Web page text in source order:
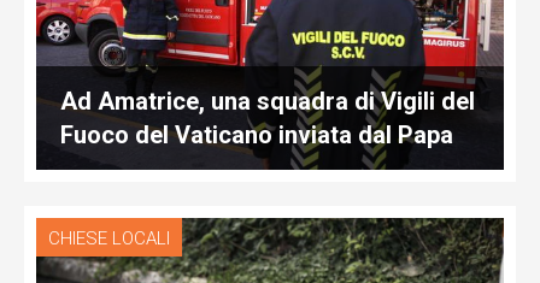
Ad Amatrice, una squadra di Vigili del
Fuoco del Vaticano inviata dal Papa
CHIESE LOCALI